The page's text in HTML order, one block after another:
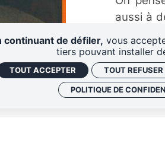
aussi à
à la
Bad Bird
continuant de défiler, vous
tiers pouvant installer
TOUT ACCEPTER TOUT REFUSER
POLITIQUE DE